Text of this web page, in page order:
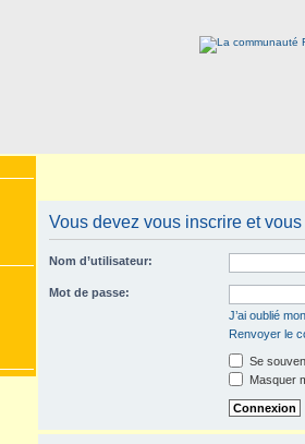
Vous devez vous inscrire et
Nom d’utilisateur:
Mot de passe:
J’ai oublié
Renvoyer le
Se
Masquer